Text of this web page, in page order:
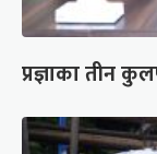
प्रज्ञाका तीन